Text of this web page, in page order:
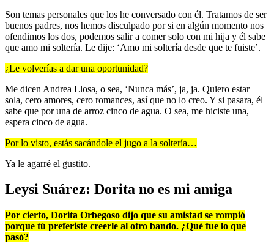
Son temas personales que los he conversado con él. Tratamos de ser
buenos padres, nos hemos disculpado por si en algún momento nos
ofendimos los dos, podemos salir a comer solo con mi hija y él sabe
que amo mi soltería. Le dije: ‘Amo mi soltería desde que te fuiste’.
¿Le volverías a dar una oportunidad?
Me dicen Andrea Llosa, o sea, ‘Nunca más’, ja, ja. Quiero estar
sola, cero amores, cero romances, así que no lo creo. Y si pasara, él
sabe que por una de arroz cinco de agua. O sea, me hiciste una,
espera cinco de agua.
Por lo visto, estás sacándole el jugo a la soltería…
Ya le agarré el gustito.
Leysi Suárez: Dorita no es mi amiga
Por cierto, Dorita Orbegoso dijo que su amistad se rompió
porque tú preferiste creerle al otro bando. ¿Qué fue lo que
pasó?